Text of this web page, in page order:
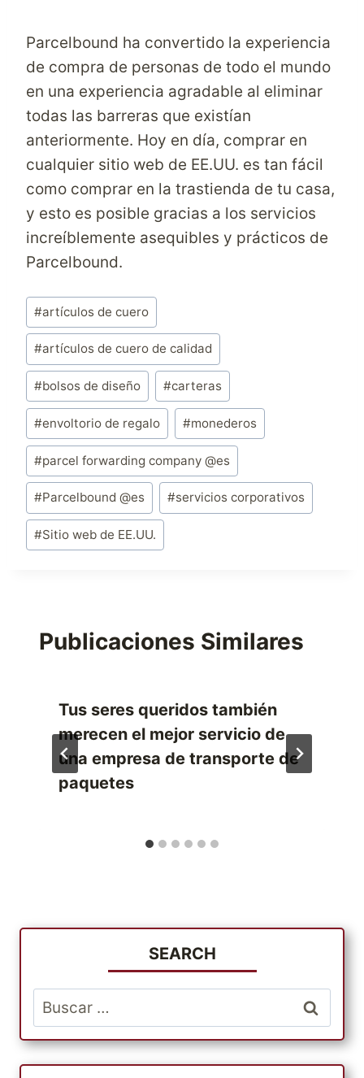
Parcelbound ha convertido la experiencia
de compra de personas de todo el mundo
en una experiencia agradable al eliminar
todas las barreras que existían
anteriormente. Hoy en día, comprar en
cualquier sitio web de EE.UU. es tan fácil
como comprar en la trastienda de tu casa,
y esto es posible gracias a los servicios
increíblemente asequibles y prácticos de
Parcelbound.
Etiquetas
de
la
entrada:
#artículos de cuero
#artículos de cuero de calidad
#bolsos de diseño #carteras
#envoltorio de regalo #monederos
#parcel forwarding company @es
#Parcelbound @es #servicios corporativos
#Sitio web de EE.UU.
Publicaciones Similares
Tus seres queridos también
merecen el mejor servicio de
una empresa de transporte de
paquetes
SEARCH
Buscar: